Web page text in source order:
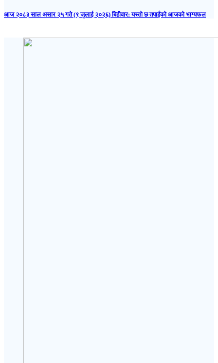
आज २०८३ साल असार २५ गते (९ जुलाई २०२६) बिहीवार: यस्तो छ तपाईंको आजको भाग्यफल